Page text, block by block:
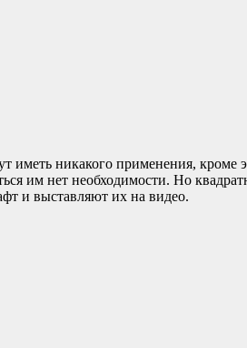
иметь никакого применения, кроме
им нет необходимости. Но
и выставляют их на видео.